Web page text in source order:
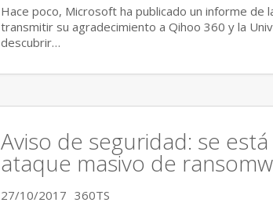
Hace poco, Microsoft ha publicado un informe de
transmitir su agradecimiento a Qihoo 360 y la
descubrir…
Aviso de seguridad: se
ataque masivo de
27/10/2017 360TS